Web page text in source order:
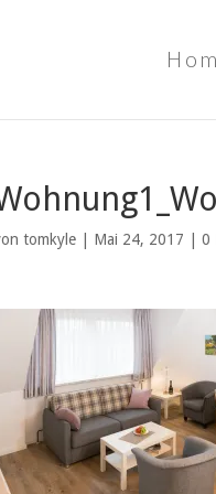
tomkyle Mai 24, 2017 |0